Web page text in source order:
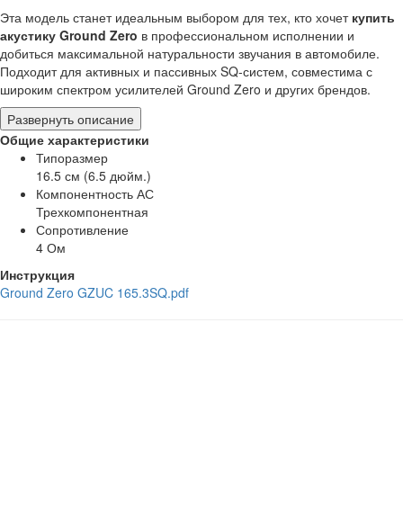
Эта модель станет идеальным выбором для тех, кто хочет купить
акустику Ground Zero в профессиональном исполнении и
добиться максимальной натуральности звучания в автомобиле.
Подходит для активных и пассивных SQ-систем, совместима с
широким спектром усилителей Ground Zero и других брендов.
Развернуть описание
Общие характеристики
Типоразмер
16.5 см (6.5 дюйм.)
Компонентность АС
Трехкомпонентная
Сопротивление
4 Ом
Инструкция
Ground Zero GZUC 165.3SQ.pdf